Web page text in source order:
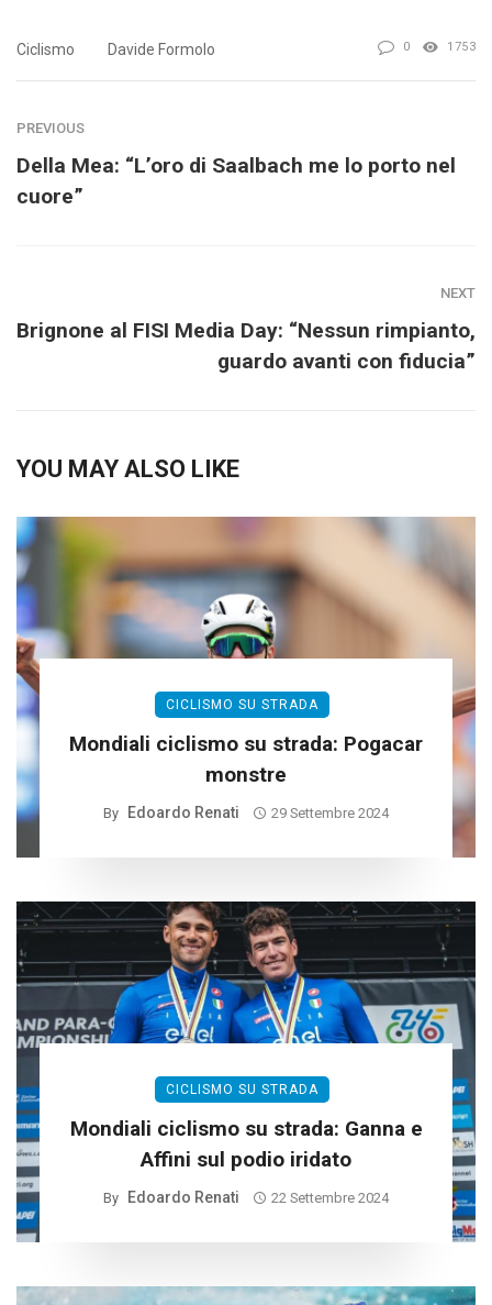
Ciclismo Davide Formolo 0 1753
PREVIOUS
Della Mea: “L’oro di Saalbach me lo porto nel
cuore”
NEXT
Brignone al FISI Media Day: “Nessun rimpianto,
guardo avanti con fiducia”
YOU MAY ALSO LIKE
CICLISMO SU STRADA
Mondiali ciclismo su strada: Pogacar
monstre
By Edoardo Renati 29 Settembre 2024
CICLISMO SU STRADA
Mondiali ciclismo su strada: Ganna e
Affini sul podio iridato
By Edoardo Renati 22 Settembre 2024